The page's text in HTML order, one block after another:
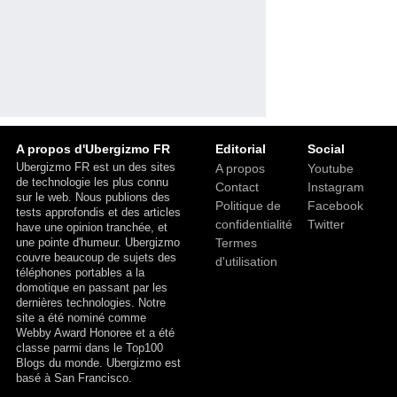
A propos d'Ubergizmo FR Editorial Social
Ubergizmo FR est un des sites
de technologie les plus connu
sur le web. Nous publions des
tests approfondis et des articles
have une opinion tranchée, et
une pointe d'humeur. Ubergizmo
couvre beaucoup de sujets des
téléphones portables a la
domotique en passant par les
dernières technologies. Notre
site a été nominé comme
Webby Award Honoree et a été
classe parmi dans le Top100
Blogs du monde. Ubergizmo est
basé à San Francisco.
A propos
Contact
Politique de
confidentialité
Termes
d'utilisation
Youtube
Instagram
Facebook
Twitter